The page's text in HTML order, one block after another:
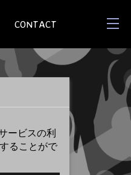
CONTACT
ービスの利
ることがで